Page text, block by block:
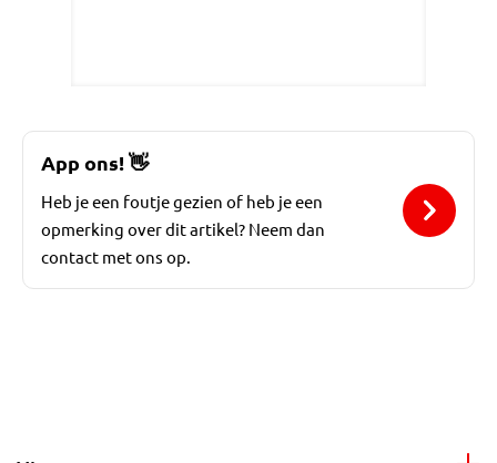
App ons!👋
Heb je een foutje gezien of heb je een
opmerking over dit artikel? Neem dan
contact met ons op.